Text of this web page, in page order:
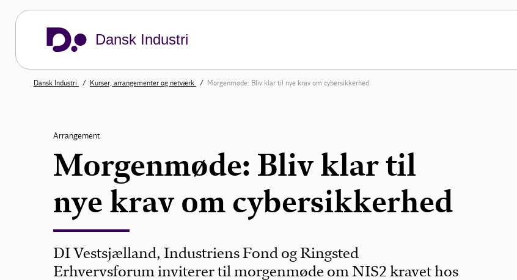
Dansk Industri
Dansk Industri Kurser, arrangementer og netværk Morgenmøde: Bliv klar til nye krav om cybersikkerhed
Arrangement
Morgenmøde: Bliv klar til
nye krav om cybersikkerhed
DI Vestsjælland, Industriens Fond og Ringsted
Erhvervsforum inviterer til morgenmøde om NIS2 kravet hos